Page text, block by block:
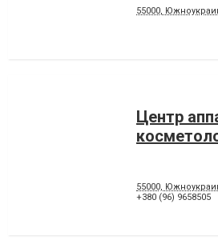
55000,
Центр
55000,
+380 (96) 9658505